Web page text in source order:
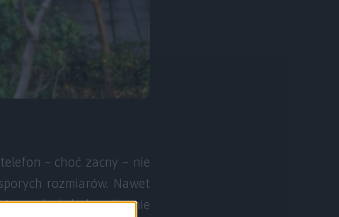
– choć zacny – nie
rozmiarów. Nawet
do byle kurnika nie